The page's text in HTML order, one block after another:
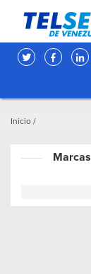
Inicio /
Marcas